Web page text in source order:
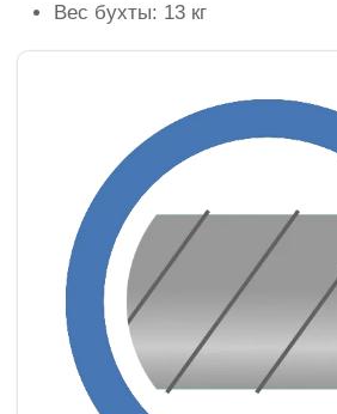
Вес бухты: 13 кг